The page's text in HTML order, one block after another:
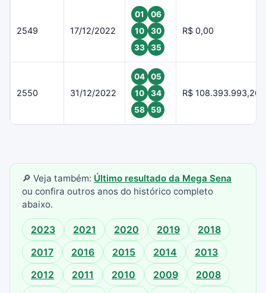
2549 17/12/2022
01
06
10
30
33
35
R$ 0,00
2550 31/12/2022
04
05
10
34
58
59
R$ 108.393.993,26
🔎 Veja também: Último resultado da Mega Sena
ou confira outros anos do histórico completo
abaixo.
2023 2021 2020 2019
2018
2017
2016 2015 2014
2013
2012
2011 2010 2009
2008